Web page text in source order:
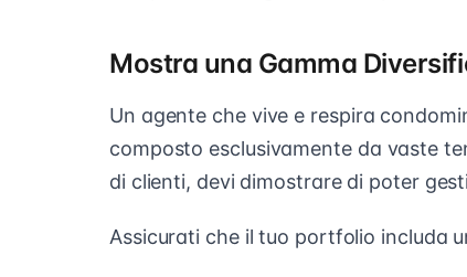
Mostra una Gamma
Un agente che vive e respira
composto esclusivamente da vaste
di clienti, devi dimostrare di poter
Assicurati che il tuo portfolio includa